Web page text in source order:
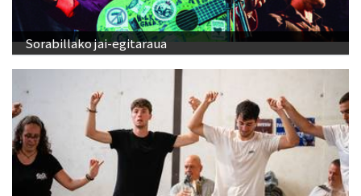
Sorabillako jai-egitaraua